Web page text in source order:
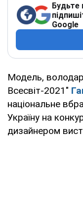
Будьте
Google
Модель,
Всесвіт-2021"
національне
Україну на
дизайнером